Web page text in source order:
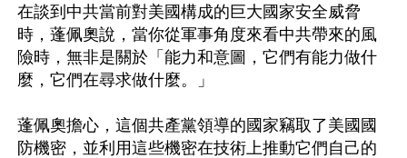
在談到中共當前對美國構成的巨大國家安全威脅
時，蓬佩奧說，當你從軍事角度來看中共帶來的風
險時，無非是關於「能力和意圖，它們有能力做什
麼，它們在尋求做什麼。」
蓬佩奧擔心，這個共產黨領導的國家竊取了美國國
防機密，並利用這些機密在技術上推動它們自己的